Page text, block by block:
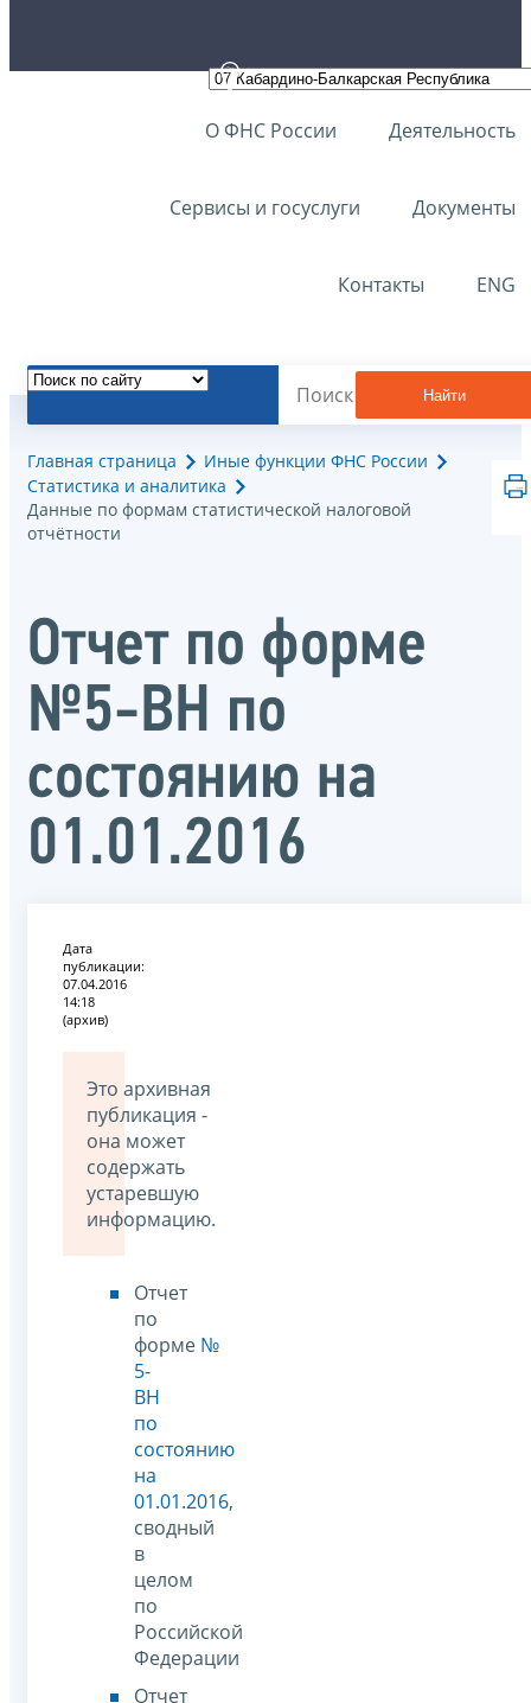
О ФНС России Деятельность
Сервисы и госуслуги Документы
Контакты ENG
Найти
Главная страница
Иные функции ФНС России
Статистика и аналитика
Данные по формам статистической налоговой
отчётности
Отчет по форме
№5-ВН по
состоянию на
01.01.2016
Дата
публикации:
07.04.2016
14:18
(архив)
Это архивная
публикация -
она может
содержать
устаревшую
информацию.
Отчет
по
форме №
5-
ВН
по
состоянию
на
01.01.2016,
сводный
в
целом
по
Российской
Федерации
Отчет